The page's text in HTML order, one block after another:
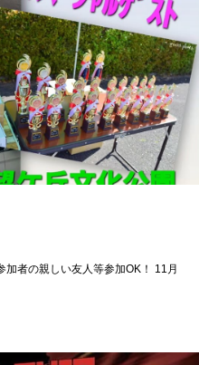
の親しい友人等参加OK！ 11月